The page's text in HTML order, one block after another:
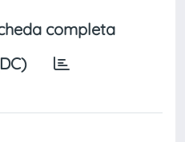
completa